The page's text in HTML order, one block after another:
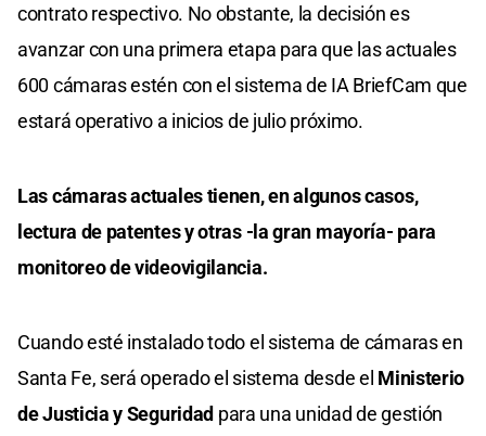
contrato respectivo. No obstante, la decisión es
avanzar con una primera etapa para que las actuales
600 cámaras estén con el sistema de IA BriefCam que
estará operativo a inicios de julio próximo.
Las cámaras actuales tienen, en algunos casos,
lectura de patentes y otras -la gran mayoría- para
monitoreo de videovigilancia.
Cuando esté instalado todo el sistema de cámaras en
Santa Fe, será operado el sistema desde el Ministerio
de Justicia y Seguridad para una unidad de gestión